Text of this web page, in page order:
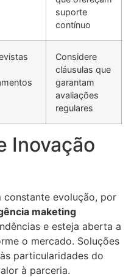
suporte
contínuo
Considere
cláusulas que
garantam
avaliações
regulares
Inovação
constante evolução, por
maketing
e esteja aberta a
o mercado. Soluções
particularidades do
à parceria.